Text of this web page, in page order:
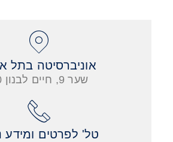
אוניברסיטה בתל
שער 9, חיים לבנון 60
טל' לפרטים ומידע